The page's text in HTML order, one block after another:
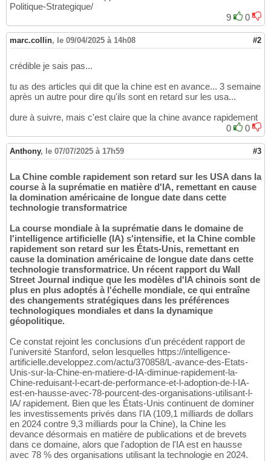
Politique-Strategique/
9
0
marc.collin, le 09/04/2025 à 14h08 #2
crédible je sais pas...
tu as des articles qui dit que la chine est en avance... 3 semaine
après un autre pour dire qu'ils sont en retard sur les usa...
dure à suivre, mais c'est claire que la chine avance rapidement
0
0
Anthony, le 07/07/2025 à 17h59 #3
La Chine comble rapidement son retard sur les USA dans la
course à la suprématie en matière d'IA, remettant en cause
la domination américaine de longue date dans cette
technologie transformatrice
La course mondiale à la suprématie dans le domaine de
l'intelligence artificielle (IA) s'intensifie, et la Chine comble
rapidement son retard sur les États-Unis, remettant en
cause la domination américaine de longue date dans cette
technologie transformatrice. Un récent rapport du Wall
Street Journal indique que les modèles d'IA chinois sont de
plus en plus adoptés à l'échelle mondiale, ce qui entraîne
des changements stratégiques dans les préférences
technologiques mondiales et dans la dynamique
géopolitique.
Ce constat rejoint les conclusions d'un précédent rapport de
l'université Stanford, selon lesquelles https://intelligence-
artificielle.developpez.com/actu/370858/L-avance-des-Etats-
Unis-sur-la-Chine-en-matiere-d-IA-diminue-rapidement-la-
Chine-reduisant-l-ecart-de-performance-et-l-adoption-de-l-IA-
est-en-hausse-avec-78-pourcent-des-organisations-utilisant-l-
IA/ rapidement. Bien que les États-Unis continuent de dominer
les investissements privés dans l'IA (109,1 milliards de dollars
en 2024 contre 9,3 milliards pour la Chine), la Chine les
devance désormais en matière de publications et de brevets
dans ce domaine, alors que l'adoption de l'IA est en hausse
avec 78 % des organisations utilisant la technologie en 2024.